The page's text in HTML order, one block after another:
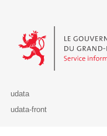
Le Gouvernement du
udata
udata-front